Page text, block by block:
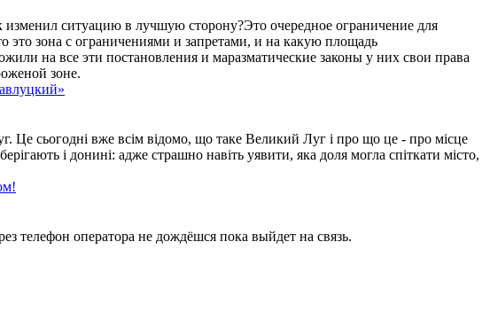
ситуацию в лучшую сторону?Это очередное ограничение для
это зона с ограничениями и запретами, и на какую площадь
на все эти постановления и маразматические законы у них свои права
зоне.
Це сьогодні вже всім відомо, що таке Великий Луг і про що це - про місце
і донині: адже страшно навіть уявити, яка доля могла спіткати місто,
телефон оператора не дождёшся пока выйдет на связь.